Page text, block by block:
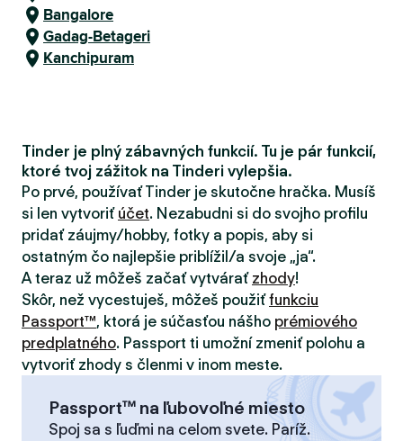
Bangalore
Gadag-Betageri
Kanchipuram
Tinder je plný zábavných funkcií. Tu je pár funkcií,
ktoré tvoj zážitok na Tinderi vylepšia.
Po prvé, používať Tinder je skutočne hračka. Musíš
si len vytvoriť účet. Nezabudni si do svojho profilu
pridať záujmy/hobby, fotky a popis, aby si
ostatným čo najlepšie priblížil/a svoje „ja“.
A teraz už môžeš začať vytvárať zhody!
Skôr, než vycestuješ, môžeš použiťfunkciu
Passport™, ktorá je súčasťou nášho prémiového
predplatného. Passport ti umožní zmeniť polohu a
vytvoriť zhody s členmi v inom meste.
Passport™ na ľubovoľné miesto
Spoj sa s ľuďmi na celom svete. Paríž.